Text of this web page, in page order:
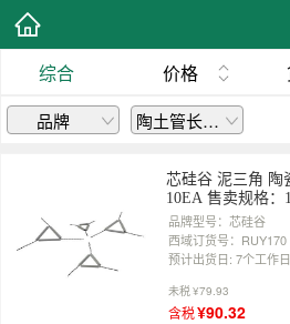
综合 价格
品牌 陶土管长(mm)
芯硅谷 泥三角 陶
10EA 售卖规格：
品牌型号：芯硅谷
西域订货号：RUY170
预计出货日: 7个工作日
未税¥79.93
含税¥90.32